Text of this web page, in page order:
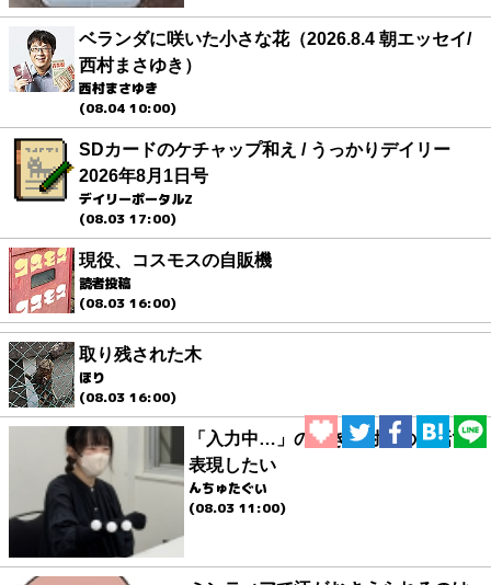
ベランダに咲いた小さな花（2026.8.4 朝エッセイ/
西村まさゆき）
西村まさゆき
(08.04 10:00)
SDカードのケチャップ和え / うっかりデイリー
2026年8月1日号
デイリーポータルZ
(08.03 17:00)
現役、コスモスの自販機
読者投稿
(08.03 16:00)
取り残された木
ほり
(08.03 16:00)
「入力中…」の動きを対面の会話で
表現したい
んちゅたぐい
(08.03 11:00)